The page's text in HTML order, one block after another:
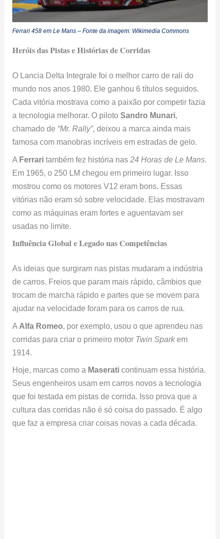
Ferrari 458 em Le Mans – Fonte da imagem: Wikimedia Commons
Heróis das Pistas e Histórias de Corridas
O Lancia Delta Integrale foi o melhor carro de rali do
mundo nos anos 1980. Ele ganhou 6 títulos seguidos.
Cada vitória mostrava como a paixão por competir fazia
a tecnologia melhorar. O pilotoSandro Munari,
chamado de “Mr. Rally”, deixou a marca ainda mais
famosa com manobras incríveis em estradas de gelo.
A Ferrari também fez história nas 24 Horas de Le Mans.
Em 1965, o 250 LM chegou em primeiro lugar. Isso
mostrou como os motores V12 eram bons. Essas
vitórias não eram só sobre velocidade. Elas mostravam
como as máquinas eram fortes e aguentavam ser
usadas no limite.
Influência Global e Legado nas Competências
As ideias que surgiram nas pistas mudaram a indústria
de carros. Freios que param mais rápido, câmbios que
trocam de marcha rápido e partes que se movem para
ajudar na velocidade foram para os carros de rua.
A Alfa Romeo, por exemplo, usou o que aprendeu nas
corridas para criar o primeiro motor Twin Sparkem
1914.
Hoje, marcas como a Maserati continuam essa história.
Seus engenheiros usam em carros novos a tecnologia
que foi testada em pistas de corrida. Isso prova que a
cultura das corridas não é só coisa do passado. É algo
que faz a empresa criar coisas novas a cada década.